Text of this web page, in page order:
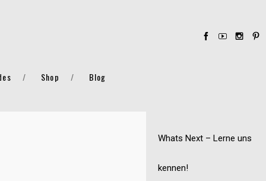
Shop Blog
Whats Next – Lerne uns
kennen!